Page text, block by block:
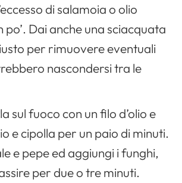
di salamoia o olio
po’. Dai anche una sciacquata
per rimuovere eventuali
nascondersi tra le
sul fuoco con un filo d’olio e
e cipolla per un paio di minuti.
e pepe ed aggiungi i funghi,
per due o tre minuti.